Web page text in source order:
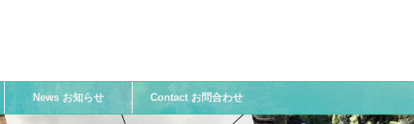
News お知らせ Contact お問合わせ